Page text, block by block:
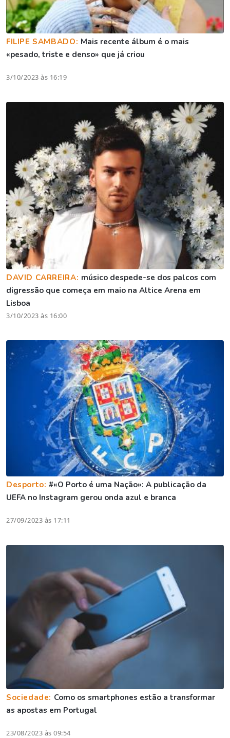
FILIPE SAMBADO: Mais recente álbum é o mais
«pesado, triste e denso» que já criou
3/10/2023 às 16:19
DAVID CARREIRA: músico despede-se dos palcos com
digressão que começa em maio na Altice Arena em
Lisboa
3/10/2023 às 16:00
Desporto:#«O Porto é uma Nação»: A publicação da
UEFA no Instagram gerou onda azul e branca
27/09/2023 às 17:11
Sociedade: Como os smartphones estão a transformar
as apostas em Portugal
23/08/2023 às 09:54